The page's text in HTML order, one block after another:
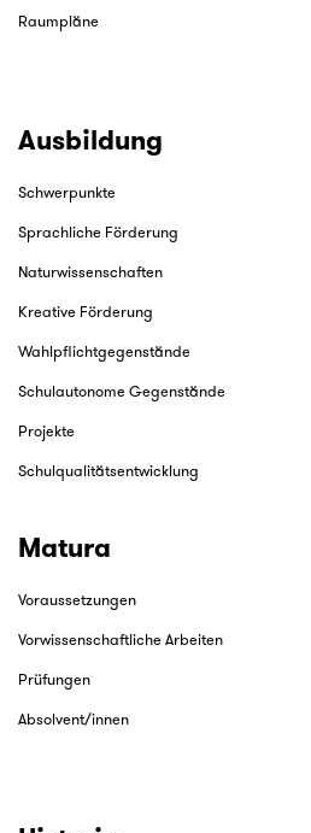
Raumpläne
Ausbildung
Schwerpunkte
Sprachliche Förderung
Naturwissenschaften
Kreative Förderung
Wahlpflichtgegenstände
Schulautonome Gegenstände
Projekte
Schulqualitätsentwicklung
Matura
Voraussetzungen
Vorwissenschaftliche Arbeiten
Prüfungen
Absolvent/innen